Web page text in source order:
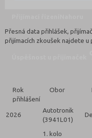
Přesná data přihlášek,
přijímacích zkoušek najdete
Rok
přihlášení
Obor
2026
Autotronik
(3941L01)
1. kolo